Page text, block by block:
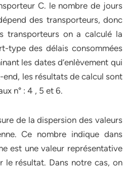
C. le nombre de jours
des transporteurs, donc
transporteurs on a calculé la
type des délais consommées
les dates d’enlèvement qui
les résultats de calcul sont
n° : 4 , 5 et 6.
de la dispersion des valeurs
Ce nombre indique dans
est une valeur représentative
le résultat. Dans notre cas, on